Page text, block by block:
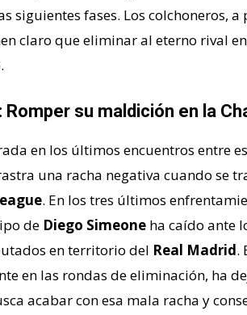
siguientes fases. Los colchoneros, a
claro que eliminar al eterno rival
su maldición en la
en los últimos encuentros entre
una racha negativa cuando se
. En los tres últimos
de Diego Simeone ha caído ante
en territorio del Real Madrid.
en las rondas de eliminación, ha
acabar con esa mala racha y